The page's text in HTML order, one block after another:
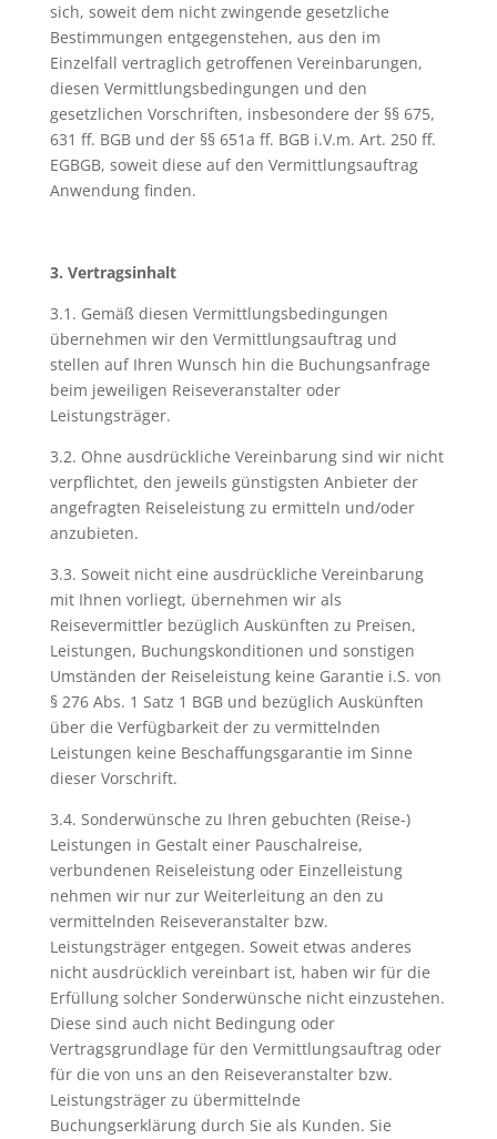
sich, soweit dem nicht zwingende gesetzliche
Bestimmungen entgegenstehen, aus den im
Einzelfall vertraglich getroffenen Vereinbarungen,
diesen Vermittlungsbedingungen und den
gesetzlichen Vorschriften, insbesondere der §§ 675,
631 ff. BGB und der §§ 651a ff. BGB i.V.m. Art. 250 ff.
EGBGB, soweit diese auf den Vermittlungsauftrag
Anwendung finden.
3. Vertragsinhalt
3.1. Gemäß diesen Vermittlungsbedingungen
übernehmen wir den Vermittlungsauftrag und
stellen auf Ihren Wunsch hin die Buchungsanfrage
beim jeweiligen Reiseveranstalter oder
Leistungsträger.
3.2. Ohne ausdrückliche Vereinbarung sind wir nicht
verpflichtet, den jeweils günstigsten Anbieter der
angefragten Reiseleistung zu ermitteln und/oder
anzubieten.
3.3. Soweit nicht eine ausdrückliche Vereinbarung
mit Ihnen vorliegt, übernehmen wir als
Reisevermittler bezüglich Auskünften zu Preisen,
Leistungen, Buchungskonditionen und sonstigen
Umständen der Reiseleistung keine Garantie i.S. von
§ 276 Abs. 1 Satz 1 BGB und bezüglich Auskünften
über die Verfügbarkeit der zu vermittelnden
Leistungen keine Beschaffungsgarantie im Sinne
dieser Vorschrift.
3.4. Sonderwünsche zu Ihren gebuchten (Reise-)
Leistungen in Gestalt einer Pauschalreise,
verbundenen Reiseleistung oder Einzelleistung
nehmen wir nur zur Weiterleitung an den zu
vermittelnden Reiseveranstalter bzw.
Leistungsträger entgegen. Soweit etwas anderes
nicht ausdrücklich vereinbart ist, haben wir für die
Erfüllung solcher Sonderwünsche nicht einzustehen.
Diese sind auch nicht Bedingung oder
Vertragsgrundlage für den Vermittlungsauftrag oder
für die von uns an den Reiseveranstalter bzw.
Leistungsträger zu übermittelnde
Buchungserklärung durch Sie als Kunden. Sie